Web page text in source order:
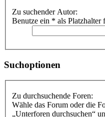
Zu suchender Autor:
Benutze ein * als Platzhalter
Suchoptionen
Zu durchsuchende Foren:
Wähle das Forum oder die
„Unterforen durchsuchen“